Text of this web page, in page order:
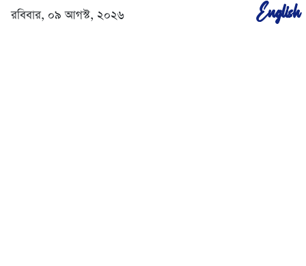
রবিবার, ০৯ আগস্ট, ২০২৬ English